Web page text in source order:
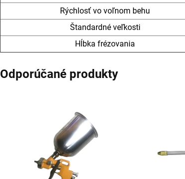
Rýchlosť vo voľnom behu
Štandardné veľkosti
Hĺbka frézovania
Odporúčané produkty